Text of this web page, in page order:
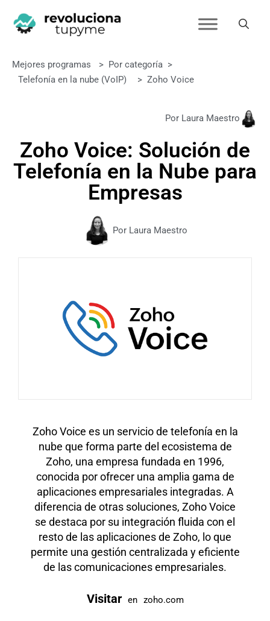
Mejores programas > Por categoría >
Telefonía en la nube (VoIP)
> Zoho Voice
Por Laura Maestro
Zoho Voice: Solución de
Telefonía en la Nube para
Empresas
Por Laura Maestro
Zoho Voice es un servicio de telefonía en la
nube que forma parte del ecosistema de
Zoho, una empresa fundada en 1996,
conocida por ofrecer una amplia gama de
aplicaciones empresariales integradas. A
diferencia de otras soluciones, Zoho Voice
se destaca por su integración fluida con el
resto de las aplicaciones de Zoho, lo que
permite una gestión centralizada y eficiente
de las comunicaciones empresariales.
Visitar en zoho.com